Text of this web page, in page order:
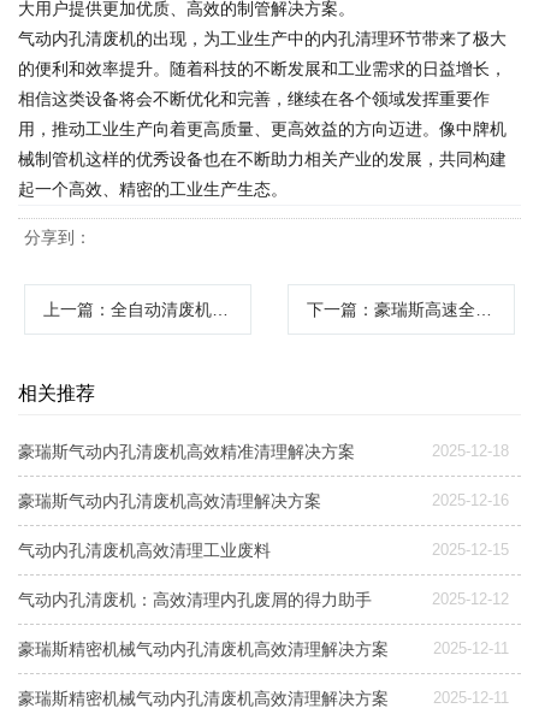
大用户提供更加优质、高效的制管解决方案。
气动内孔清废机的出现，为工业生产中的内孔清理环节带来了极大
的便利和效率提升。随着科技的不断发展和工业需求的日益增长，
相信这类设备将会不断优化和完善，继续在各个领域发挥重要作
用，推动工业生产向着更高质量、更高效益的方向迈进。像中牌机
械制管机这样的优秀设备也在不断助力相关产业的发展，共同构建
起一个高效、精密的工业生产生态。
分享到：
上一篇 ：全自动清废机高效分拣废品提升生产效率 下一篇 ：豪瑞斯高速全版清废机高效精准清废解决方案
相关推荐
豪瑞斯气动内孔清废机高效精准清理解决方案 2025-12-18
豪瑞斯气动内孔清废机高效清理解决方案 2025-12-16
气动内孔清废机高效清理工业废料 2025-12-15
气动内孔清废机：高效清理内孔废屑的得力助手 2025-12-12
豪瑞斯精密机械气动内孔清废机高效清理解决方案 2025-12-11
豪瑞斯精密机械气动内孔清废机高效清理解决方案 2025-12-11